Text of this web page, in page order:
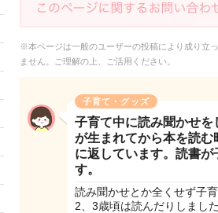
※本ページは一般のユーザーの投稿により成り立
ません。ご理解の上、ご活用ください。
子育て・グッズ
子育て中に読み聞かせ
が生まれてから本を読
に返しています。読書
す。
読み聞かせとか全くせず子
2、3歳頃は読んだりしまし